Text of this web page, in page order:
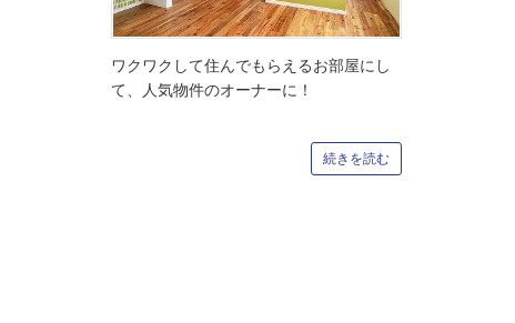
ワクワクして住んでもらえるお部屋にし
て、人気物件のオーナーに！
続きを読む